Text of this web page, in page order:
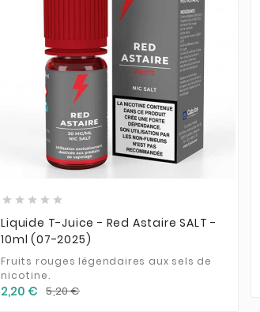
  
    
Liquide T-Juice - Red Astaire SALT -
10ml (07-2025)
Fruits rouges légendaires aux sels de
nicotine.
2,20 € 5,20 €